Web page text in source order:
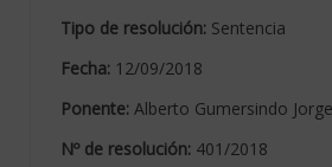
Tipo de resolución: Sentencia
Fecha: 12/09/2018
Ponente: Alberto Gumersindo
Nº de resolución: 401/2018